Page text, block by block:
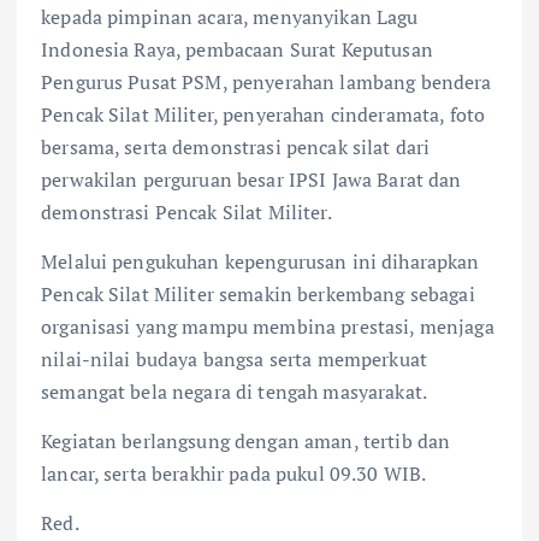
kepada pimpinan acara, menyanyikan Lagu
Indonesia Raya, pembacaan Surat Keputusan
Pengurus Pusat PSM, penyerahan lambang bendera
Pencak Silat Militer, penyerahan cinderamata, foto
bersama, serta demonstrasi pencak silat dari
perwakilan perguruan besar IPSI Jawa Barat dan
demonstrasi Pencak Silat Militer.
Melalui pengukuhan kepengurusan ini diharapkan
Pencak Silat Militer semakin berkembang sebagai
organisasi yang mampu membina prestasi, menjaga
nilai-nilai budaya bangsa serta memperkuat
semangat bela negara di tengah masyarakat.
Kegiatan berlangsung dengan aman, tertib dan
lancar, serta berakhir pada pukul 09.30 WIB.
Red.